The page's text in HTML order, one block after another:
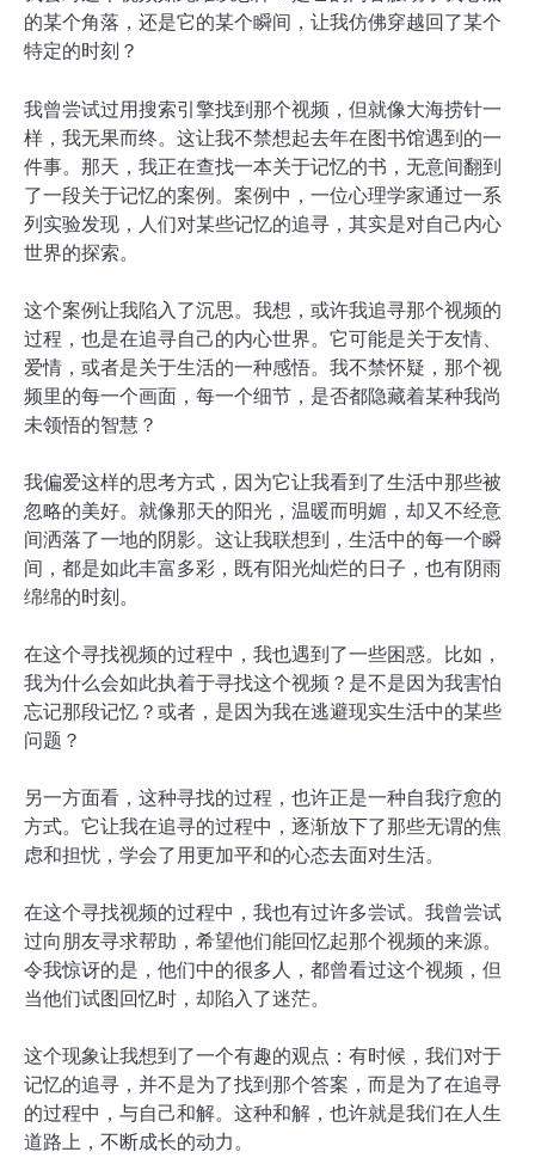
的某个角落，还是它的某个瞬间，让我仿佛穿越回了某个
特定的时刻？
我曾尝试过用搜索引擎找到那个视频，但就像大海捞针一
样，我无果而终。这让我不禁想起去年在图书馆遇到的一
件事。那天，我正在查找一本关于记忆的书，无意间翻到
了一段关于记忆的案例。案例中，一位心理学家通过一系
列实验发现，人们对某些记忆的追寻，其实是对自己内心
世界的探索。
这个案例让我陷入了沉思。我想，或许我追寻那个视频的
过程，也是在追寻自己的内心世界。它可能是关于友情、
爱情，或者是关于生活的一种感悟。我不禁怀疑，那个视
频里的每一个画面，每一个细节，是否都隐藏着某种我尚
未领悟的智慧？
我偏爱这样的思考方式，因为它让我看到了生活中那些被
忽略的美好。就像那天的阳光，温暖而明媚，却又不经意
间洒落了一地的阴影。这让我联想到，生活中的每一个瞬
间，都是如此丰富多彩，既有阳光灿烂的日子，也有阴雨
绵绵的时刻。
在这个寻找视频的过程中，我也遇到了一些困惑。比如，
我为什么会如此执着于寻找这个视频？是不是因为我害怕
忘记那段记忆？或者，是因为我在逃避现实生活中的某些
问题？
另一方面看，这种寻找的过程，也许正是一种自我疗愈的
方式。它让我在追寻的过程中，逐渐放下了那些无谓的焦
虑和担忧，学会了用更加平和的心态去面对生活。
在这个寻找视频的过程中，我也有过许多尝试。我曾尝试
过向朋友寻求帮助，希望他们能回忆起那个视频的来源。
令我惊讶的是，他们中的很多人，都曾看过这个视频，但
当他们试图回忆时，却陷入了迷茫。
这个现象让我想到了一个有趣的观点：有时候，我们对于
记忆的追寻，并不是为了找到那个答案，而是为了在追寻
的过程中，与自己和解。这种和解，也许就是我们在人生
道路上，不断成长的动力。